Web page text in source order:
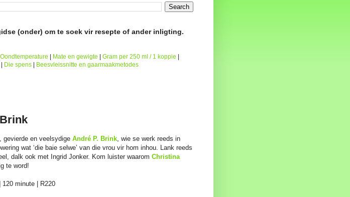
(onder) om te soek vir resepte of ander inligting.
Oondtemperature Mate en gewigte Gram per 250 ml / 1 koppie
Die spens Beesvleissnitte en gaarmaakmetodes
gevierde en veelsydige André P. Brink, wie se werk reeds in
wat ‘die baie selwe’ van die vrou vir hom inhou. Lank reeds
dalk ook met Ingrid Jonker. Kom luister waarom Christina
te word!
minute | R220